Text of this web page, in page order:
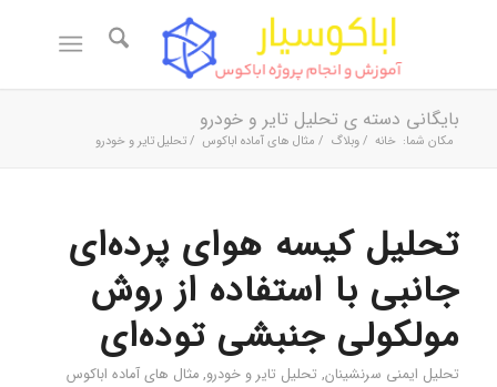
بایگانی دسته ی تحلیل تایر و خودرو
مکان شما: خانه / وبلاگ / مثال های آماده اباکوس / تحلیل تایر و خودرو
تحلیل کیسه هوای پرده‌ای
جانبی با استفاده از روش
مولکولی جنبشی توده‌ای
تحلیل‌ ایمنی سرنشینان, تحلیل تایر و خودرو, مثال های آماده اباکوس